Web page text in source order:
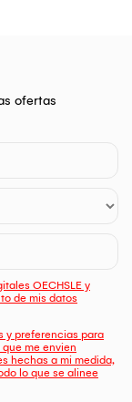
ofertas
OECHSLE y
de mis datos
y preferencias para
me envien
hechas a mi medida,
lo que se alinee